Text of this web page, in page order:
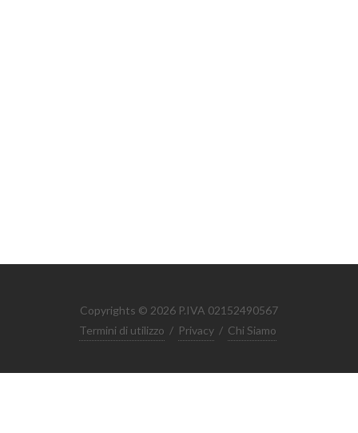
Copyrights © 2026 P.IVA 02152490567
Termini di utilizzo / Privacy / Chi Siamo